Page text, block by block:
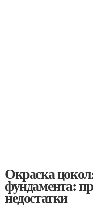
Окраска
фундамента:
недостатки